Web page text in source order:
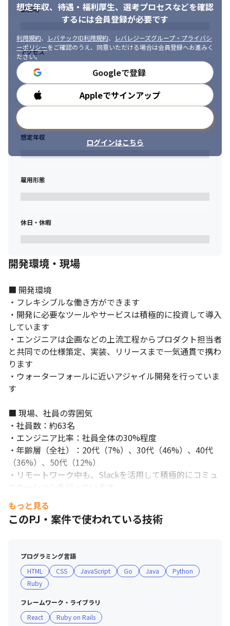
想定年収、待遇・福利厚生、 選考プロセスなどを確認
するには会員登録が必要です
利用規約、 レバテックID利用規約、
レバレジーズグループ・プライバシ
ーポリシーをご確認のうえ、同意いただける場合は会員登録へお進みく
ださい。
Googleで登録
Appleでサインアップ
ログインはこちら
勤務地
アクセス
勤務時間
想定年収
雇用形態
休日・休暇
開発環境・現場
■ 開発環境
・フレキシブルな働き方ができます
・開発に必要なツールやサービスは積極的に投資して導入
しています
・エンジニアは企画などの上流工程からプロダクト担当者
と共同での仕様策定、実装、リリースまで一気通貫で携わ
ります
・ウォーターフォールに近いアジャイル開発を行っていま
す
■ 現場、社員の雰囲気
・社員数：約63名
・エンジニア比率：社員全体の30%程度
・年齢層（全社）：20代（7%）、30代（46%）、40代
（36%）、50代（12%）
・リモートワーク中も、Slackを活用して積極的にコミュ
ニケーションを行っています
・コードやレビュー情報などは積極的に共有しあってお
り、チーム全体でナレッジの共有を行っています
・チームでアイデアを出し合いながら、より満足度の高い
行っています
もっと見る
このPJ・案件で使われている技術
プログラミング言語
HTML
CSS JavaScript Go Java
Python
Ruby
フレームワーク・ライブラリ
React
Ruby on Rails